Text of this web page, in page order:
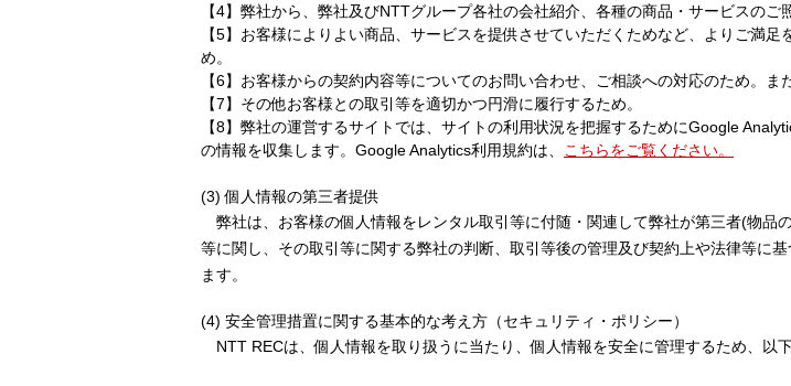
【4】弊社から、弊社及びNTTグループ各社の会社紹介、各種の商品・サービスの
【5】お客様によりよい商品、サービスを提供させていただくためなど、よりご満
め。
【6】お客様からの契約内容等についてのお問い合わせ、ご相談への対応のため。ま
【7】その他お客様との取引等を適切かつ円滑に履行するため。
【8】弊社の運営するサイトでは、サイトの利用状況を把握するためにGoogle
の情報を収集します。Google Analytics利用規約は、
こちらをご覧ください。
(3) 個人情報の第三者提供
弊社は、お客様の個人情報をレンタル取引等に付随・関連して弊社が第三者(物品
等に関し、その取引等に関する弊社の判断、取引等後の管理及び契約上や法律等に
ます。
(4) 安全管理措置に関する基本的な考え方（セキュリティ・ポリシー）
NTT RECは、個人情報を取り扱うに当たり、個人情報を安全に管理するため、以